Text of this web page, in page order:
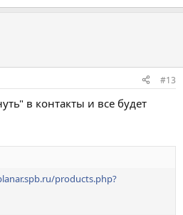
#13
в контакты и все будет
products.php?